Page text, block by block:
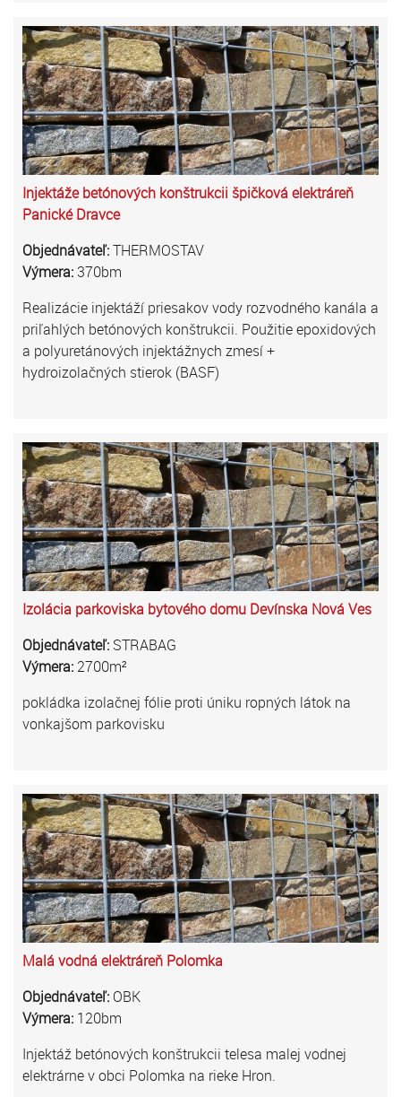
Injektáže betónových konštrukcii špičková elektráreň
Panické Dravce
Objednávateľ:THERMOSTAV
Výmera: 370bm
Realizácie injektáží priesakov vody rozvodného kanála a
priľahlých betónových konštrukcii. Použitie epoxidových
a polyuretánových injektážnych zmesí +
hydroizolačných stierok (BASF)
Izolácia parkoviska bytového domu Devínska Nová Ves
Objednávateľ: STRABAG
Výmera: 2700m²
pokládka izolačnej fólie proti úniku ropných látok na
vonkajšom parkovisku
Malá vodná elektráreň Polomka
Objednávateľ: OBK
Výmera: 120bm
Injektáž betónových konštrukcii telesa malej vodnej
elektrárne v obci Polomka na rieke Hron.